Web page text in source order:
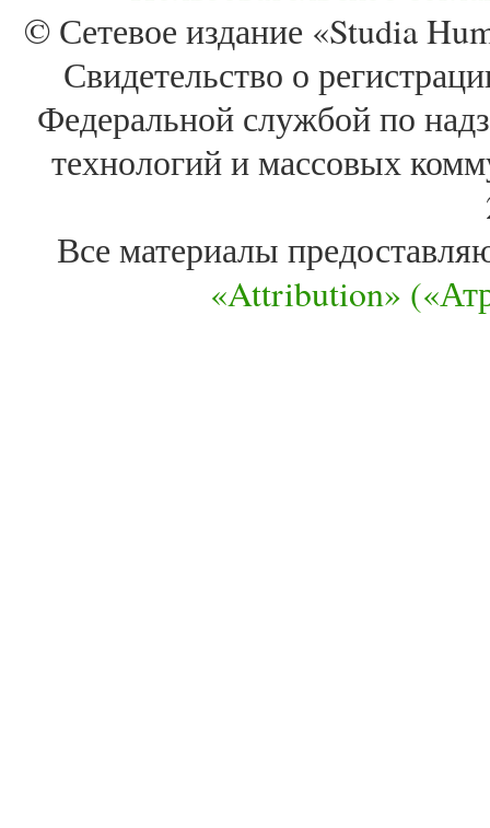
© Сетевое издание «Studia
Свидетельство о
Федеральной службой по
технологий и массовых
Все материалы
«Attribution»